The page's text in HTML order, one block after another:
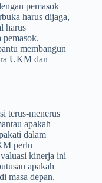
pemasok
harus dijaga,
harus
pemasok.
membangun
UKM dan
terus-menerus
apakah
dalam
perlu
kinerja ini
apakah
masa depan.